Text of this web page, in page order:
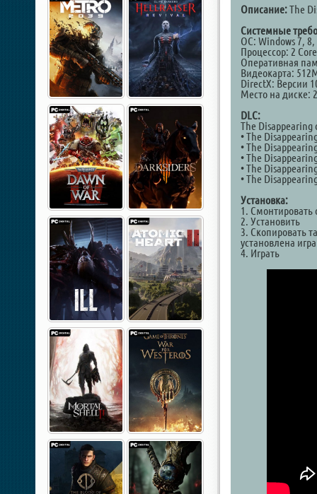
Описание:The
Системные
ОС: Windows 7, 8,
Процессор: 2
Оперативная
Видеокарта:
DirectX: Версии
Место на диске:
DLC:
The Disappearing
• The
• The
• The
• The
• The
Установка:
1. Смонтировать
2. Установить
3. Скопировать
установлена игра
4. Играть